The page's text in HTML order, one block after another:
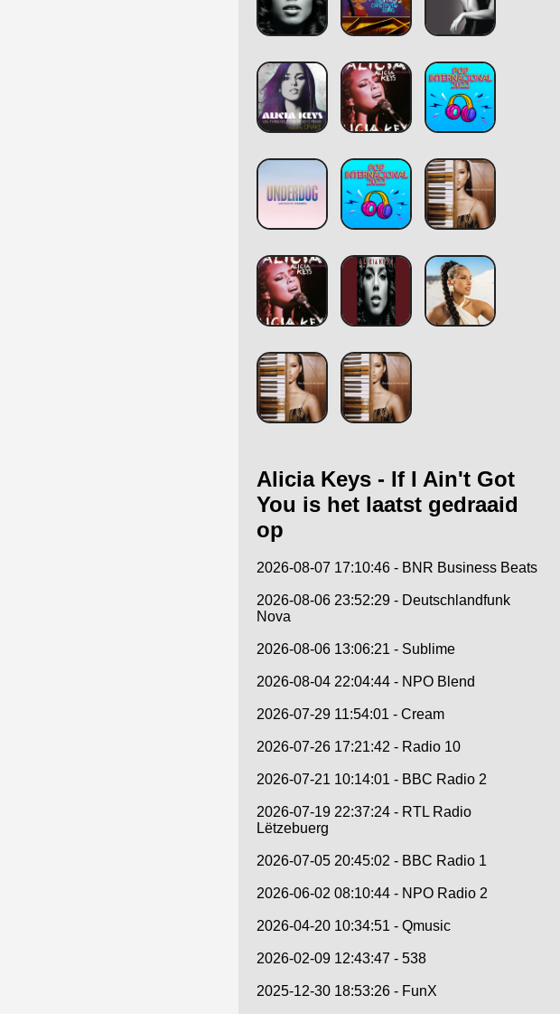
Alicia Keys - If I Ain't Got
You is het laatst gedraaid
op
2026-08-07 17:10:46 - BNR Business Beats
2026-08-06 23:52:29 - Deutschlandfunk
Nova
2026-08-06 13:06:21 - Sublime
2026-08-04 22:04:44 - NPO Blend
2026-07-29 11:54:01 - Cream
2026-07-26 17:21:42 - Radio 10
2026-07-21 10:14:01 - BBC Radio 2
2026-07-19 22:37:24 - RTL Radio
Lëtzebuerg
2026-07-05 20:45:02 - BBC Radio 1
2026-06-02 08:10:44 - NPO Radio 2
2026-04-20 10:34:51 - Qmusic
2026-02-09 12:43:47 - 538
2025-12-30 18:53:26 - FunX